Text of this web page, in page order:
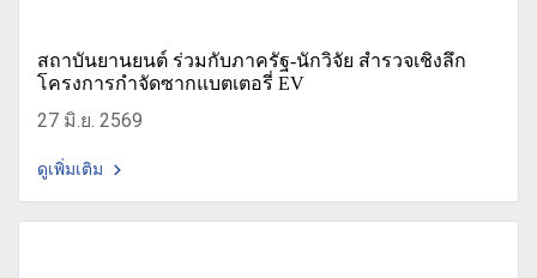
สถาบันยานยนต์ ร่วมกับภาครัฐ-นักวิจัย สำรวจเชิงลึก
โครงการกำจัดซากแบตเตอรี่ EV
27 มิ.ย. 2569
ดูเพิ่มเติม